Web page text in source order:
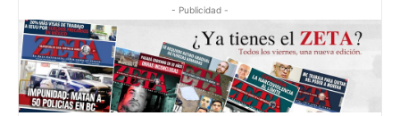
- Publicidad -